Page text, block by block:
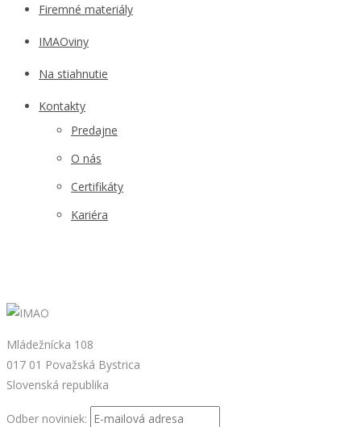
Firemné materiály
IMAOviny
Na stiahnutie
Kontakty
Predajne
O nás
Certifikáty
Kariéra
Mládežnícka 108
017 01 Považská Bystrica
Slovenská republika
Odber noviniek: